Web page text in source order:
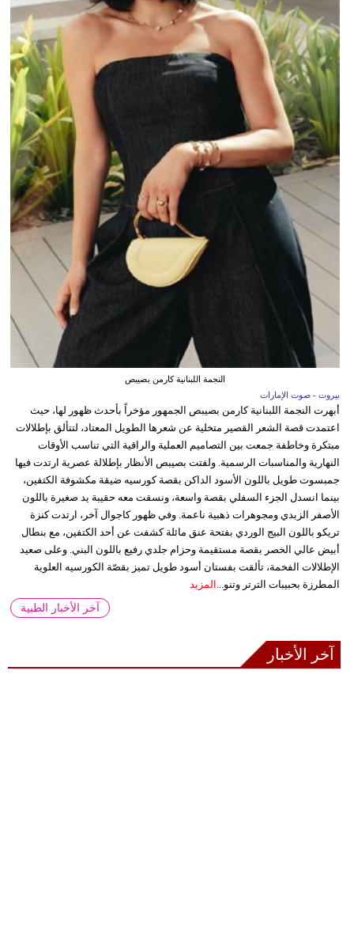
النجمة اللبنانية كارمن بصيبص
بيروت - صوت الإمارات
أبهرت النجمة اللبنانية كارمن بصيبص الجمهور مؤخراً بأحدث ظهور لها، حيث
اعتمدت قصة الشعر القصير متخلية عن شعرها الطويل المعتاد، لتتألق بإطلالات
مبتكرة وخاطفة جمعت بين التصاميم العملية والراقية التي تناسب الأوقات
النهارية والمناسبات الرسمية. ولفتت بصيبص الأنظار بإطلالة عصرية ارتدت فيها
جمبسوت طويل باللون الأسود الداكن بقصة كورسيه ضيقة مكشوفة الكتفين،
بينما انسدل الجزء السفلي بقصة واسعة، ونسقت معه حقيبة يد صغيرة باللون
الأصفر الزبدي ومجوهرات ذهبية ناعمة. وفي ظهور كاجوال آخر، ارتدت كنزة
تريكو باللون البيج الوردي بفتحة عنق مائلة كشفت عن أحد الكتفين، مع بنطال
أبيض عالي الخصر بقصة مستقيمة وحزام جلدي رفيع باللون البني. وعلى صعيد
الإطلالات الفخمة، تألقت بفستان أسود طويل تميز بقصّة الكورسيه العلوية
المطرزة بحبيبات الترتر وتنو... المزيد
آخر الأخبار الطبية
آخر الأخبار